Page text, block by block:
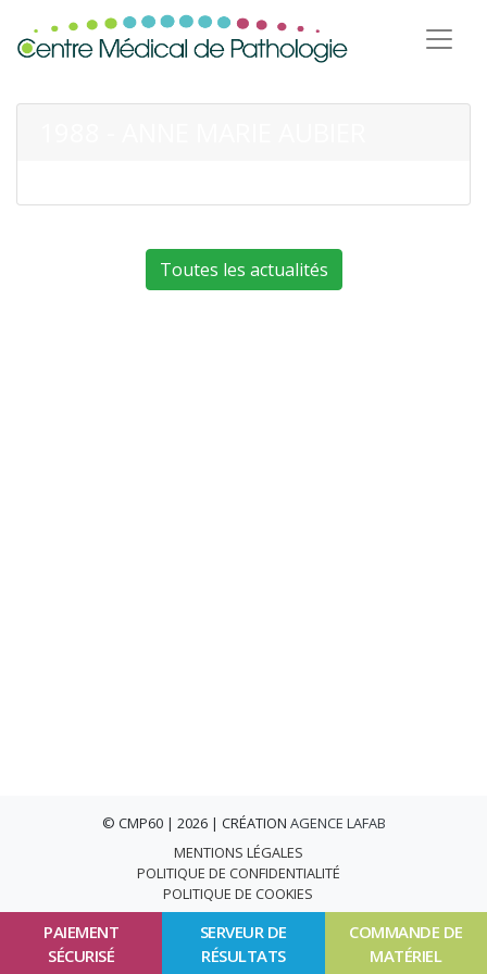
PAIEMENT
SÉCURISÉ
SERVEUR DE
RÉSULTATS
COMMANDE DE
MATÉRIEL
Toutes les actualités
© CMP60 | 2026 | CRÉATION AGENCE LAFAB
MENTIONS LÉGALES
POLITIQUE DE CONFIDENTIALITÉ
POLITIQUE DE COOKIES